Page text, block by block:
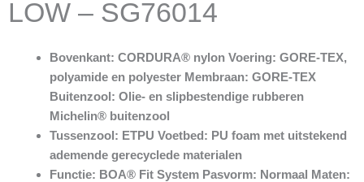
LOW – SG76014
Bovenkant: CORDURA® nylon Voering: GORE-TEX,
polyamide en polyester Membraan: GORE-TEX
Buitenzool: Olie- en slipbestendige rubberen
Michelin® buitenzool
Tussenzool: ETPU Voetbed: PU foam met uitstekend
ademende gerecyclede materialen
Functie: BOA® Fit System Pasvorm: Normaal Maten: